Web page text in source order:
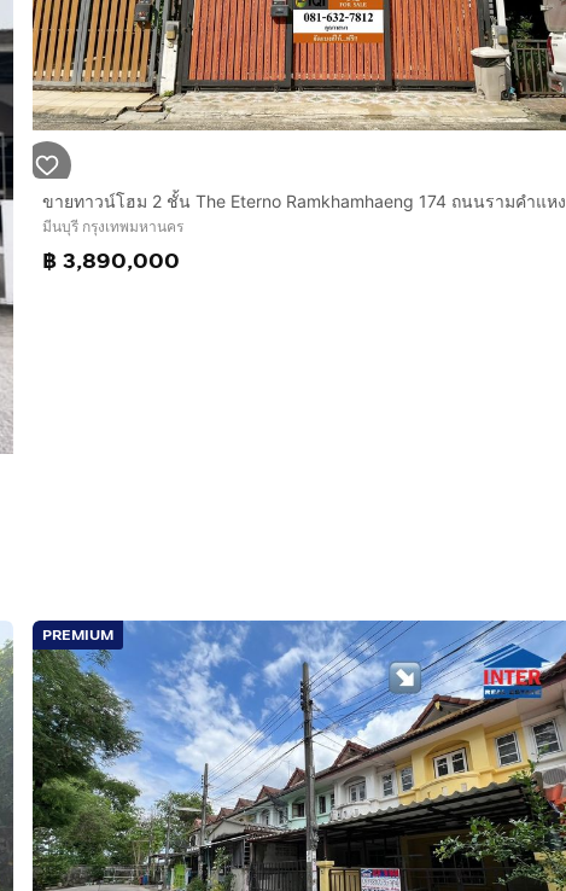
ขายทาวน์โฮม 2 ชั้น The Eterno Ramkhamhaeng 174 ถนนรามคำแหง
มีนบุรี กรุงเทพมหานคร
฿ 3,890,000
PREMIUM